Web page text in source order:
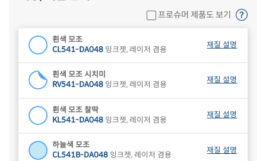
프로슈머 제품도 보기
흰색 모조
CL541-DA048 잉크젯, 레이저 겸용
재질 설명
흰색 모조 시치미
RV541-DA048 잉크젯, 레이저 겸용
재질 설명
흰색 모조 찰딱
KL541-DA048 잉크젯, 레이저 겸용
재질 설명
하늘색 모조
CL541B-DA048 잉크젯, 레이저 겸용
재질 설명